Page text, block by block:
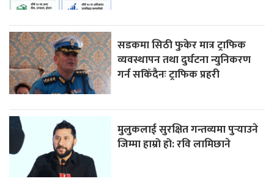
सडकमा सिठी फुकेर मात्र ट्राफिक
व्यवस्थापन तथा दुर्घटना न्युनिकरण
गर्न सकिँदैनः ट्राफिक प्रहरी
मुलुकलाई सुरक्षित गन्तव्यमा पुर्‍याउने
जिम्मा हाम्रो हो: रवि लामिछाने